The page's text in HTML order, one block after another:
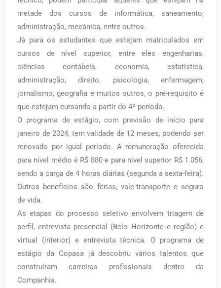
metade dos cursos de informática, saneamento,
administração, mecânica, entre outros.
Já para os estudantes que estejam matriculados em
cursos de nível superior, entre eles engenharias,
ciências contábeis, economia, estatística,
administração, direito, psicologia, enfermagem,
jornalismo, geografia e muitos outros, o pré-requisito é
que estejam cursando a partir do 4º período.
O programa de estágio, com previsão de início para
janeiro de 2024, tem validade de 12 meses, podendo ser
renovado por igual período. A remuneração oferecida
para nível médio é R$ 880 e para nível superior R$ 1.056,
sendo a carga de 4 horas diárias (segunda a sexta-feira).
Outros benefícios são férias, vale-transporte e seguro
de vida.
As etapas do processo seletivo envolvem triagem de
perfil, entrevista presencial (Belo Horizonte e região) e
virtual (interior) e entrevista técnica. O programa de
estágio da Copasa já descobriu vários talentos que
construíram carreiras profissionais dentro da
Companhia.